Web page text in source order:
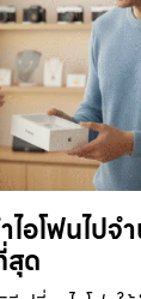
อโฟนไปจ
สุด